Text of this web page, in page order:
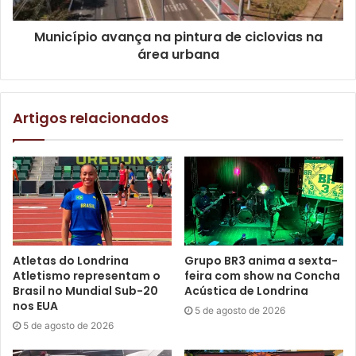
para obter sua inserção profissional”, pontuou.
Foto: SMTER/Divulgação
O cofundador da Empregor, Lucas Marcato, destacou a
importância das soluções inovadoras alcançarem o
empresariado local. “Existem ótimas soluções para o RH
Município avança na pintura de ciclovias na
área urbana
Artigos relacionados
Atletas do Londrina
Atletismo representam o
Brasil no Mundial Sub-20
nos EUA
5 de agosto de 2026
Grupo BR3 anima a sexta-
feira com show na Concha
Acústica de Londrina
5 de agosto de 2026